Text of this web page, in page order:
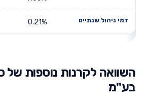
0.21%
השוואה לקרנות נוספות של
בע"מ